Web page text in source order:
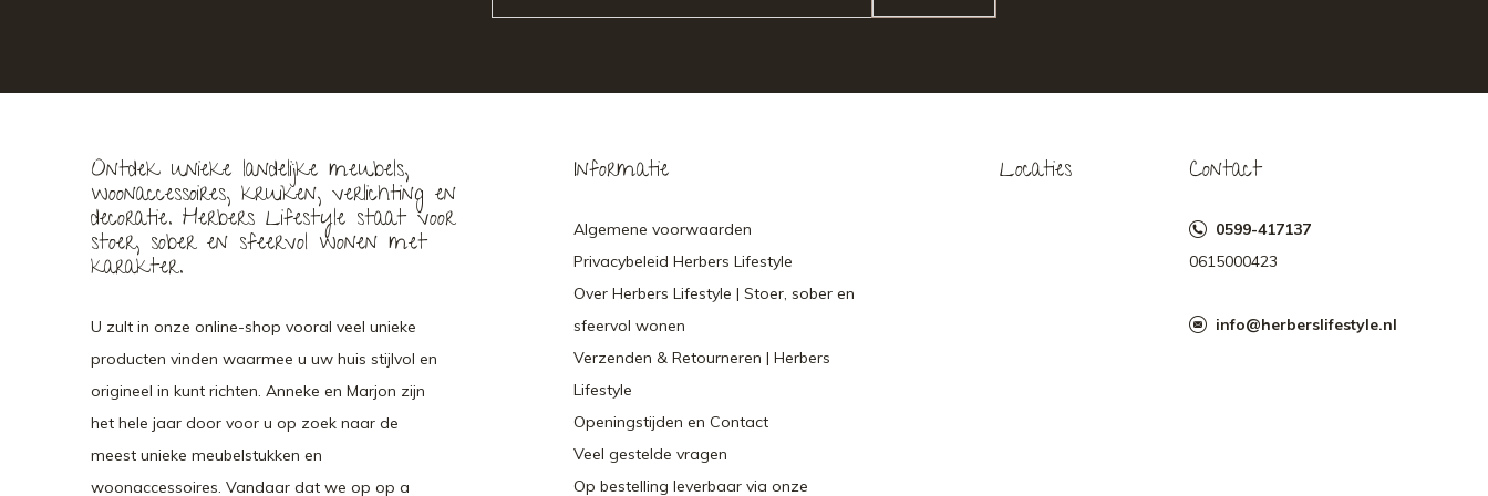
Ontdek unieke landelijke meubels,
woonaccessoires, kruiken, verlichting en
decoratie. Herbers Lifestyle staat voor
stoer, sober en sfeervol wonen met
karakter.
U zult in onze online-shop vooral veel unieke
producten vinden waarmee u uw huis stijlvol en
origineel in kunt richten. Anneke en Marjon zijn
het hele jaar door voor u op zoek naar de
meest unieke meubelstukken en
woonaccessoires. Vandaar dat we op op a
Informatie
Algemene voorwaarden
Privacybeleid Herbers Lifestyle
Over Herbers Lifestyle | Stoer, sober en
sfeervol wonen
Verzenden & Retourneren | Herbers
Lifestyle
Openingstijden en Contact
Veel gestelde vragen
Op bestelling leverbaar via onze
Locaties Contact
0599-417137
0615000423
info@herberslifestyle.nl